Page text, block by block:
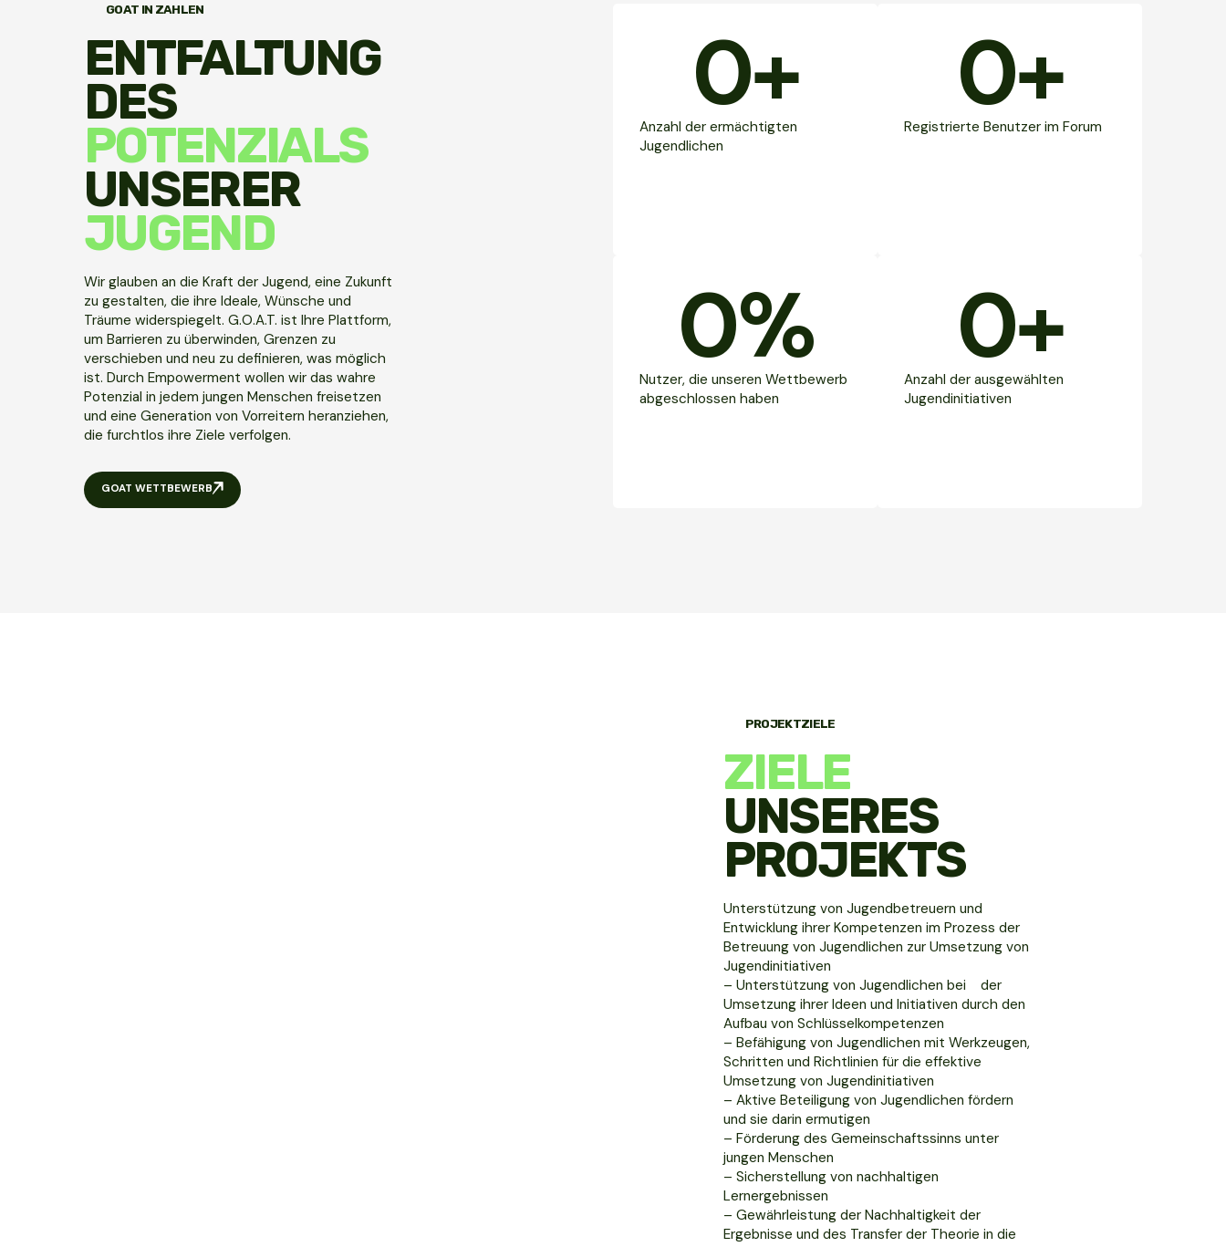
GOAT IN ZAHLEN
ENTFALTUNG
DES
POTENZIALS
UNSERER
JUGEND
Wir glauben an die Kraft der Jugend, eine Zukunft
zu gestalten, die ihre Ideale, Wünsche und
Träume widerspiegelt. G.O.A.T. ist Ihre Plattform,
um Barrieren zu überwinden, Grenzen zu
verschieben und neu zu definieren, was möglich
ist. Durch Empowerment wollen wir das wahre
Potenzial in jedem jungen Menschen freisetzen
und eine Generation von Vorreitern heranziehen,
die furchtlos ihre Ziele verfolgen.
GOAT WETTBEWERB
0+
Anzahl der ermächtigten
Jugendlichen
0+
Registrierte Benutzer im Forum
0%
Nutzer, die unseren Wettbewerb
abgeschlossen haben
0+
Anzahl der ausgewählten
Jugendinitiativen
PROJEKTZIELE
ZIELE
UNSERES
PROJEKTS
Unterstützung von Jugendbetreuern und
Entwicklung ihrer Kompetenzen im Prozess der
Betreuung von Jugendlichen zur Umsetzung von
Jugendinitiativen
– Unterstützung von Jugendlichen bei der
Umsetzung ihrer Ideen und Initiativen durch den
Aufbau von Schlüsselkompetenzen
– Befähigung von Jugendlichen mit Werkzeugen,
Schritten und Richtlinien für die effektive
Umsetzung von Jugendinitiativen
– Aktive Beteiligung von Jugendlichen fördern
und sie darin ermutigen
– Förderung des Gemeinschaftssinns unter
jungen Menschen
– Sicherstellung von nachhaltigen
Lernergebnissen
– Gewährleistung der Nachhaltigkeit der
Ergebnisse und des Transfer der Theorie in die